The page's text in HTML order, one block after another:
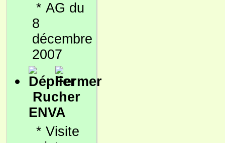
* AG du
8
décembre
2007
Rucher
ENVA
* Visite